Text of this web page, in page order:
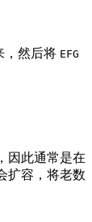
，然后将 EFG
因此通常是在
扩容，将老数